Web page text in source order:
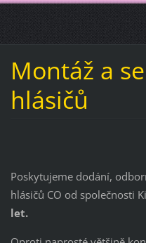
Montáž a
hlásičů
Poskytujeme dodání,
hlásičů CO od společnosti
let.